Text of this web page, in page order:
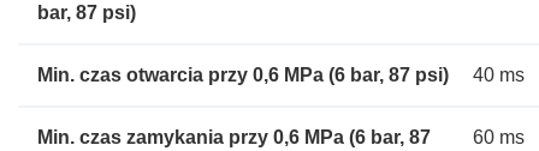
bar, 87 psi)
Min. czas otwarcia przy 0,6 MPa (6 bar, 87 psi) 40 ms
Min. czas zamykania przy 0,6 MPa (6 bar, 87
60 ms